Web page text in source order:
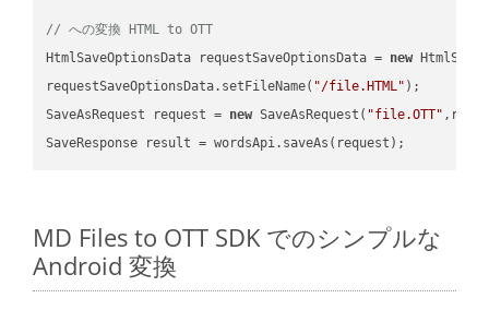
// への変換 HTML to OTT
HtmlSaveOptionsData requestSaveOptionsData = new
requestSaveOptionsData.setFileName( "/file.HTML" );
SaveAsRequest request = new SaveAsRequest( "file.OTT"
MD Files to OTT SDK でのシンプルな
Android 変換